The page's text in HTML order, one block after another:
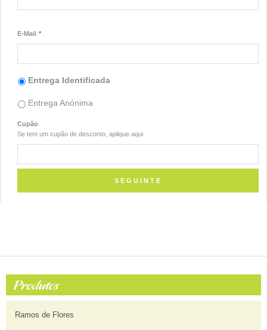
E-Mail *
Entrega Identificada
Entrega Anónima
Cupão
Se tem um cupão de desconto, aplique aqui
Ramos de Flores